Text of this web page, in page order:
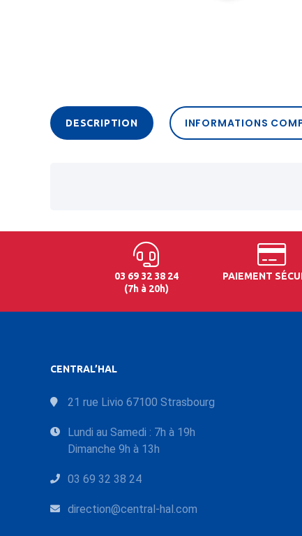
DESCRIPTION INFORMATIONS
03 69 32 38 24
(7h à 20h)
PAIEMENT
CENTRAL’HAL
21 rue Livio 67100 Strasbourg
Lundi au Samedi : 7h à 19h
Dimanche 9h à 13h
03 69 32 38 24
direction@central-hal.com